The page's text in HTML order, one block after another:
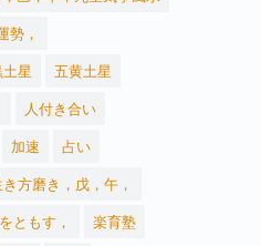
勢，
土星
五黄土星
人付き合い
加速
占い
方磨き，戊，午，
ともす，
楽育塾